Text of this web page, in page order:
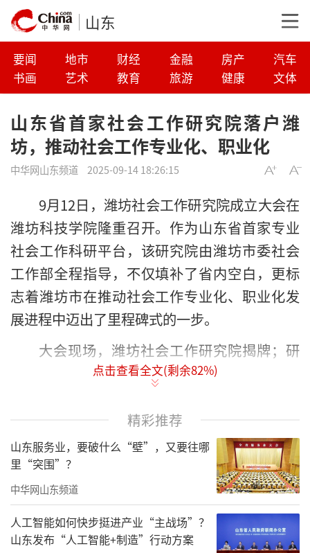
山东
要闻 地市 财经 金融 房产
汽车
书画
艺术 教育 旅游 健康 文体
山东省首家社会工作研究院落户潍
坊，推动社会工作专业化、职业化
中华网山东频道 2025-09-14 18:26:15
9月12日，潍坊社会工作研究院成立大会在
潍坊科技学院隆重召开。作为山东省首家专业
社会工作科研平台，该研究院由潍坊市委社会
工作部全程指导，不仅填补了省内空白，更标
志着潍坊市在推动社会工作专业化、职业化发
展进程中迈出了里程碑式的一步。
大会现场，潍坊社会工作研究院揭牌；研
究院向学术委员会专家代表颁发聘书，与深圳
协议；寿光市委社会工作部和潍坊科技学院领
导为寿光社会工作学院揭牌；潍坊科技学院人
文社科基地新书发布暨中国言实出版社赠书仪
式同期举行，进一步夯实了研究院的学术研究
基础，为社工领域理论探索与实践总结提供了
有力支撑。
点击查看全文(剩余82%)
精彩推荐
山东服务业，要破什么“壁”，又要往哪
里“突围”？
中华网山东频道
人工智能如何快步挺进产业“主战场”？
山东发布“人工智能+制造”行动方案